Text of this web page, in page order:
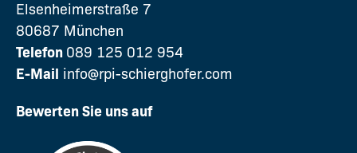
Elsenheimerstraße 7
80687 München
Telefon 089 125 012 954
E-Mail info@rpi-schierghofer.com
Bewerten Sie uns auf